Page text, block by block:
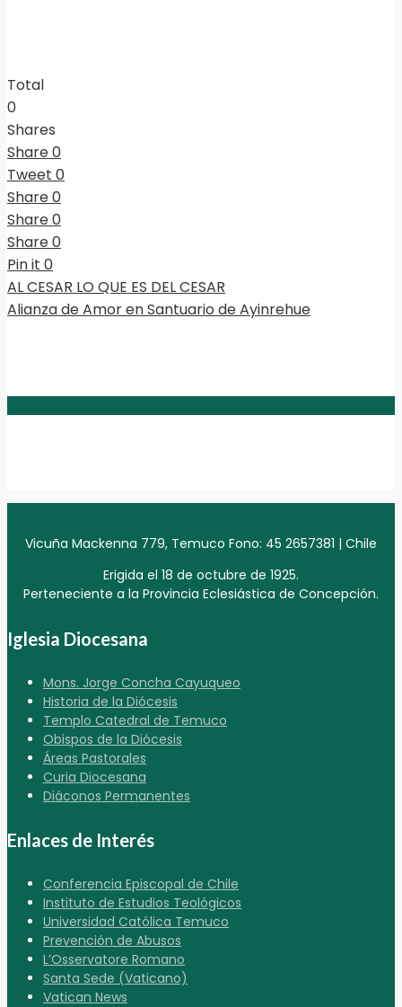
Total
0
Shares
Share0
Tweet 0
Share0
Share0
Share0
Pin it 0
AL CESAR LO QUE ES DEL CESAR
Alianza de Amor en Santuario de Ayinrehue
Vicuña Mackenna 779, Temuco Fono: 45 2657381 | Chile
Erigida el 18 de octubre de 1925.
Perteneciente a la Provincia Eclesiástica de Concepción.
Iglesia Diocesana
Mons. Jorge Concha Cayuqueo
Historia de la Diócesis
Templo Catedral de Temuco
Obispos de la Diócesis
Áreas Pastorales
Curia Diocesana
Diáconos Permanentes
Enlaces de Interés
Conferencia Episcopal de Chile
Instituto de Estudios Teológicos
Universidad Católica Temuco
Prevención de Abusos
L’Osservatore Romano
Santa Sede (Vaticano)
Vatican News